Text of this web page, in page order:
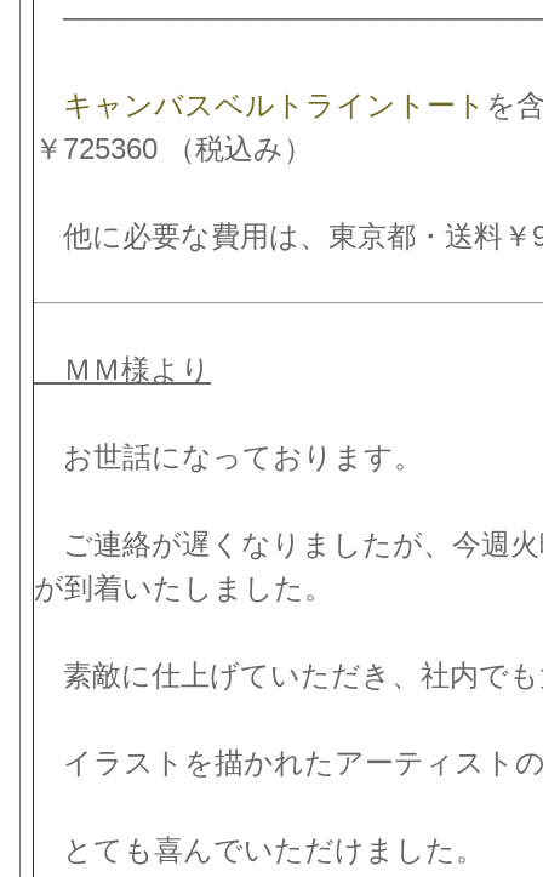
キャンバスベルトライントート を
￥725360 （税込み）
他に必要な費用は、東京都・送料￥
ＭＭ様より
お世話になっております。
ご連絡が遅くなりましたが、今週
が到着いたしました。
素敵に仕上げていただき、社内で
イラストを描かれたアーティスト
とても喜んでいただけました。